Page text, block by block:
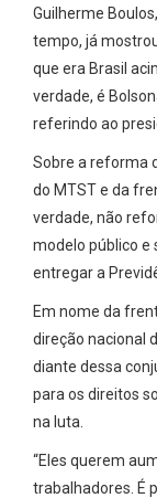
Guilherme
tempo, já
que era Brasil
verdade, é
referindo ao
Sobre a reforma
do MTST e da
verdade, não
modelo público e
entregar a
Em nome da
direção nacional
diante dessa
para os direitos
na luta.
“Eles querem
trabalhadores. É